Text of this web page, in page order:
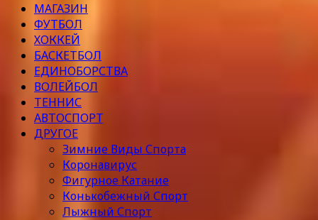
МАГАЗИН
ФУТБОЛ
ХОККЕЙ
БАСКЕТБОЛ
ЕДИНОБОРСТВА
ВОЛЕЙБОЛ
ТЕННИС
АВТОСПОРТ
ДРУГОЕ
Зимние Виды Спорта
Коронавирус
Фигурное Катание
Конькобежный Спорт
Лыжный Спорт